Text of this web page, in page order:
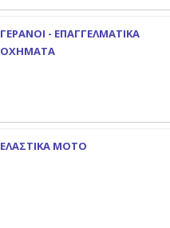
ΓΕΡΑΝΟΙ - ΕΠΑΓΓΕΛΜΑΤΙΚΑ
ΟΧΗΜΑΤΑ
ΕΛΑΣΤΙΚΑ ΜΟΤΟ